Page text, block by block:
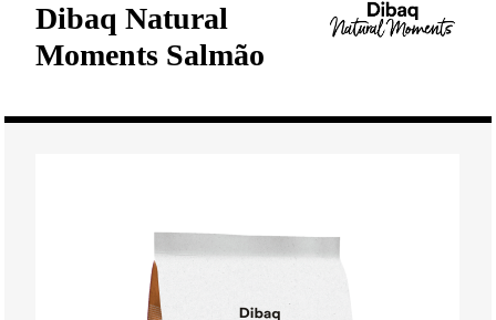
Dibaq Natural
Moments Salmão